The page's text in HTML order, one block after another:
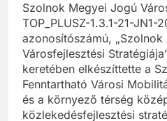
Szolnok Megyei Jogú
TOP_PLUSZ-1.3.1-21-JN1-
azonosítószámú, „Szolnok
Városfejlesztési
keretében elkészíttette a
Fenntartható Városi
és a környező térség
közlekedésfejlesztési